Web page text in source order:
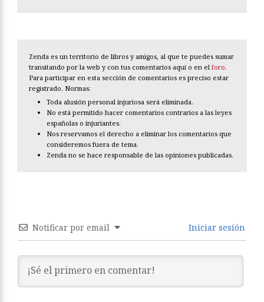
Zenda es un territorio de libros y amigos, al que te puedes sumar
transitando por la web y con tus comentarios aquí o en el foro.
Para participar en esta sección de comentarios es preciso estar
registrado. Normas:
Toda alusión personal injuriosa será eliminada.
No está permitido hacer comentarios contrarios a las leyes
españolas o injuriantes.
Nos reservamos el derecho a eliminar los comentarios que
consideremos fuera de tema.
Zenda no se hace responsable de las opiniones publicadas.
Notificar por email Iniciar sesión